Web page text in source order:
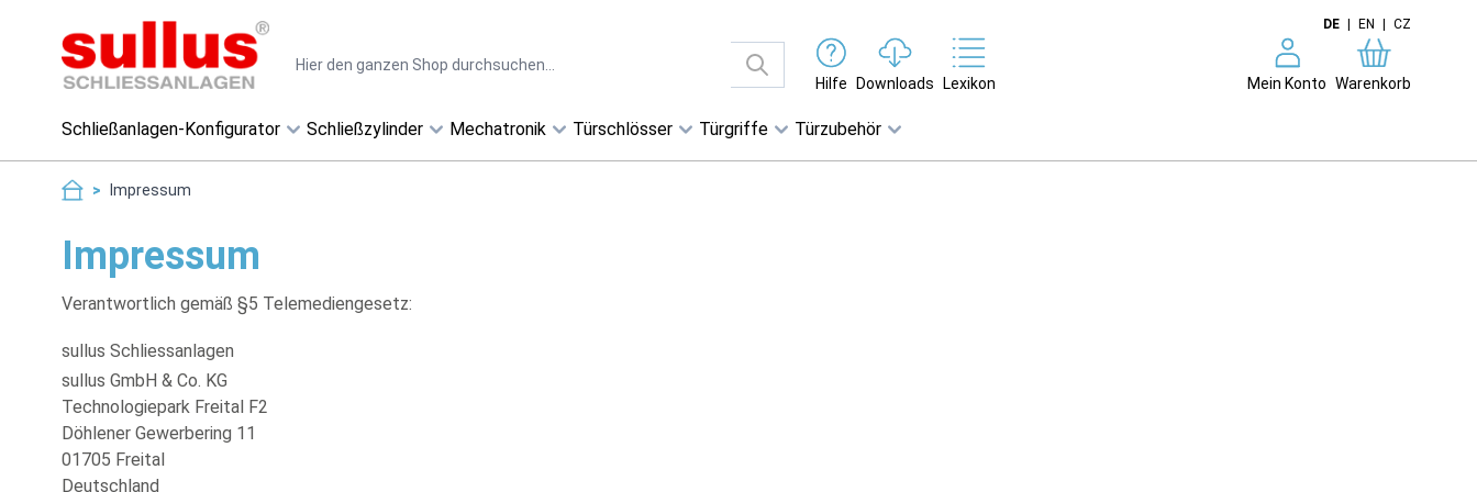
DE EN CZ
Hilfe
Downloads Lexikon Mein Konto Warenkorb
Schließanlagen-Konfigurator Schließzylinder Mechatronik Türschlösser Türgriffe Türzubehör
> Impressum
Impressum
Verantwortlich gemäß §5 Telemediengesetz:
sullus Schliessanlagen
sullus GmbH & Co. KG
Technologiepark Freital F2
Döhlener Gewerbering 11
01705 Freital
Deutschland